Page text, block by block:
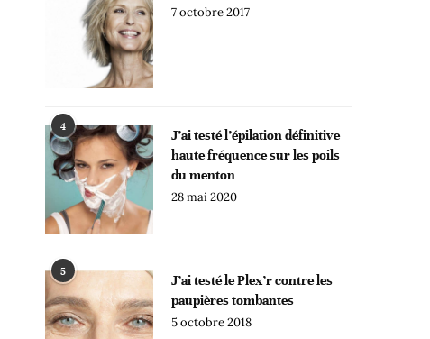
7 octobre 2017
4
J’ai testé l’épilation définitive
haute fréquence sur les poils
du menton
28 mai 2020
5
J’ai testé le Plex’r contre les
paupières tombantes
5 octobre 2018